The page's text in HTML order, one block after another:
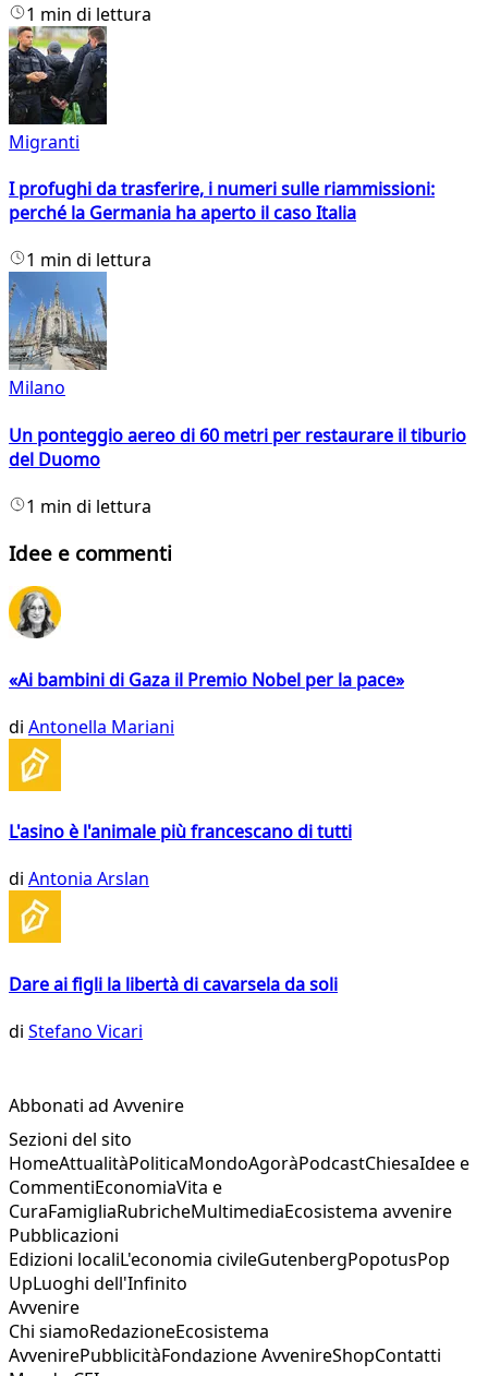
1 min di lettura
Migranti
I profughi da trasferire, i numeri sulle riammissioni:
perché la Germania ha aperto il caso Italia
1 min di lettura
Milano
Un ponteggio aereo di 60 metri per restaurare il tiburio
del Duomo
1 min di lettura
Idee e commenti
«Ai bambini di Gaza il Premio Nobel per la pace»
di Antonella Mariani
L'asino è l'animale più francescano di tutti
di Antonia Arslan
Dare ai figli la libertà di cavarsela da soli
di Stefano Vicari
Abbonati ad Avvenire
Sezioni del sito
HomeAttualitàPoliticaMondoAgoràPodcastChiesaIdee e
CommentiEconomiaVita e
CuraFamigliaRubricheMultimediaEcosistema avvenire
Pubblicazioni
Edizioni localiL'economia civileGutenbergPopotusPop
UpLuoghi dell'Infinito
Avvenire
Chi siamoRedazioneEcosistema
AvvenirePubblicitàFondazione AvvenireShopContatti